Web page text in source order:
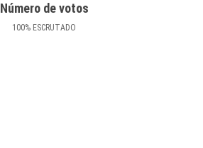
Número de votos
100% ESCRUTADO